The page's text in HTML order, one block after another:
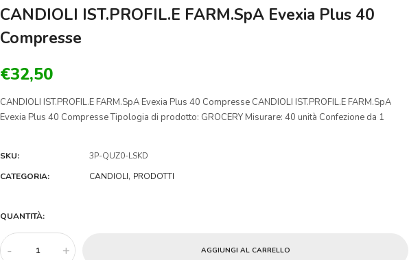
CANDIOLI IST.PROFIL.E FARM.SpA Evexia Plus 40
Compresse
€32,50
CANDIOLI IST.PROFIL.E FARM.SpA Evexia Plus 40 Compresse CANDIOLI IST.PROFIL.E FARM.SpA
Evexia Plus 40 Compresse Tipologia di prodotto: GROCERY Misurare: 40 unità Confezione da 1
SKU:
3P-QUZ0-LSKD
CATEGORIA:
CANDIOLI, PRODOTTI
QUANTITÀ:
- + AGGIUNGI AL CARRELLO